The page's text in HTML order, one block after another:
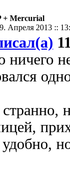
+ Mercurial
Апреля 2013 ::
ничего
удобно,